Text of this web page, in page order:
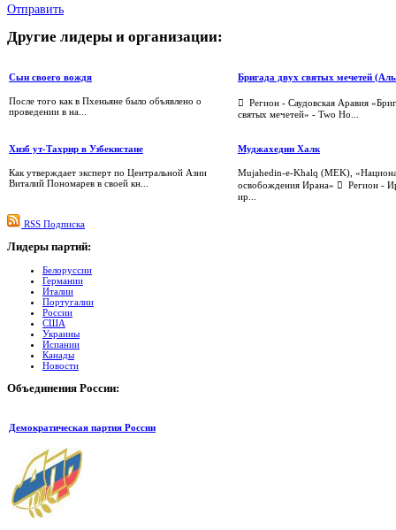
Отправить
Другие лидеры и организации:
Сын своего вождя
После того как в Пхеньяне было объявлено о
проведении в на...
Бригада двух святых мечетей
 Регион - Саудовская Аравия
святых мечетей» - Two Ho...
Хизб ут-Тахрир в Узбекистане
Как утверждает эксперт по Центральной Азии
Виталий Пономарев в своей кн...
Муджахедин Халк
Mujahedin-e-Khalq (MEK),
освобождения Ирана»  Регион -
ир...
RSS Подписка
Лидеры партий:
Белоруссии
Германии
Италии
Португалии
России
США
Украины
Испании
Канады
Новости
Объединения России:
Демократическая партия России